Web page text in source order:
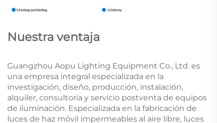
Nuestra ventaja
Guangzhou Aopu Lighting Equipment Co., Ltd. es
una empresa integral especializada en la
investigación, diseño, producción, instalación,
alquiler, consultoría y servicio postventa de equipos
de iluminación. Especializada en la fabricación de
luces de haz móvil impermeables al aire libre, luces